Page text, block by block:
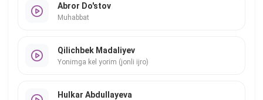
Abror Do'stov
Muhabbat
Qilichbek Madaliyev
Yonimga kel yorim (jonli ijro)
Hulkar Abdullayeva